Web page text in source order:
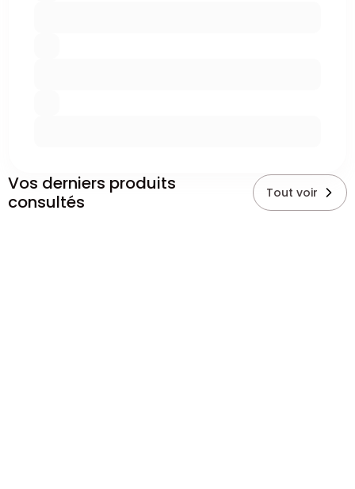
Vos derniers produits
consultés
Tout voir